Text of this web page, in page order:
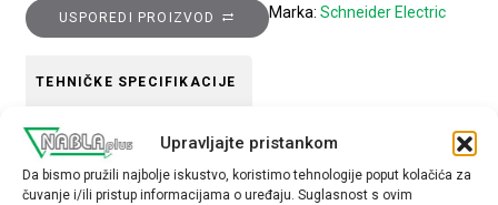
Upravljajte pristankom
Da bismo pružili najbolje iskustvo, koristimo tehnologije poput kolačića za
čuvanje i/ili pristup informacijama o uređaju. Suglasnost s ovim
USPOREDI PROIZVOD Marka: Schneider Electric
TEHNIČKE SPECIFIKACIJE
Boja
crna